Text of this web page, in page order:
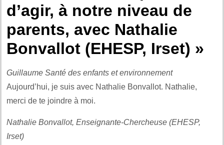
d’agir, à notre niveau de
parents, avec Nathalie
Bonvallot (EHESP, Irset) »
Guillaume Santé des enfants et environnement
Aujourd’hui, je suis avec Nathalie Bonvallot. Nathalie,
merci de te joindre à moi.
Nathalie Bonvallot, Enseignante-Chercheuse (EHESP,
Irset)